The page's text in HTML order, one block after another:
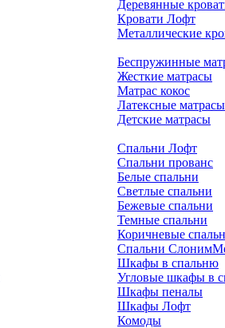
Деревянные
Кровати Лофт
Металлические
Беспружинные
Жесткие матрасы
Матрас кокос
Латексные матрасы
Детские матрасы
Спальни Лофт
Спальни прованс
Белые спальни
Светлые спальни
Бежевые спальни
Темные спальни
Коричневые
Спальни
Шкафы в спальню
Угловые шкафы в
Шкафы пеналы
Шкафы Лофт
Комоды